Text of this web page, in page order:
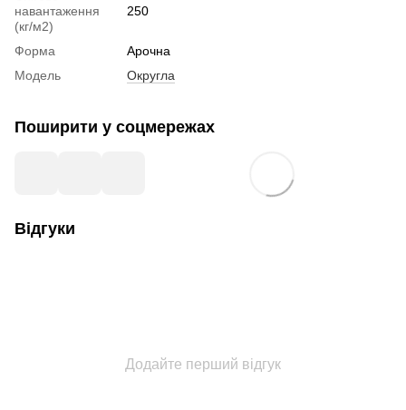
навантаження
(кг/м2)
250
Форма
Арочна
Модель
Округла
Поширити у соцмережах
Відгуки
Додайте перший відгук